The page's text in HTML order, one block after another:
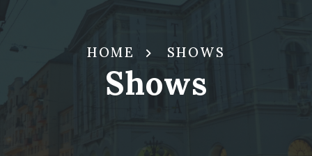
HOME SHOWS
Shows